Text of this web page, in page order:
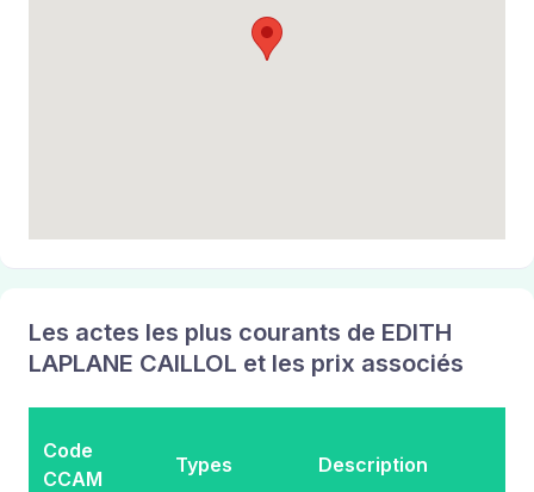
Les actes les plus courants de EDITH
LAPLANE CAILLOL et les prix associés
Code
CCAM
Types Description